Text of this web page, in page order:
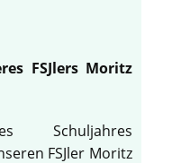
FSJlers Moritz
Schuljahres
FSJler Moritz